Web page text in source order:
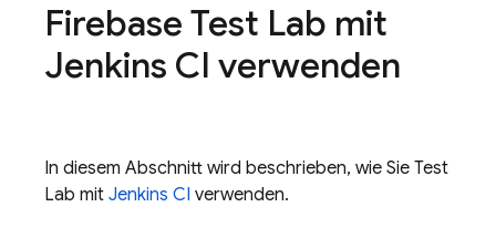
Firebase Test Lab mit
Jenkins CI verwenden
In diesem Abschnitt wird beschrieben, wie Sie Test
Lab mit Jenkins CI verwenden.